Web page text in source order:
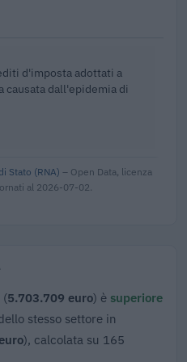
d'imposta adottati a
causata dall'epidemia di
Stato (RNA) – Open Data, licenza
al 2026-07-02.
(5.703.709 euro) è superiore
stesso settore in
), calcolata su 165